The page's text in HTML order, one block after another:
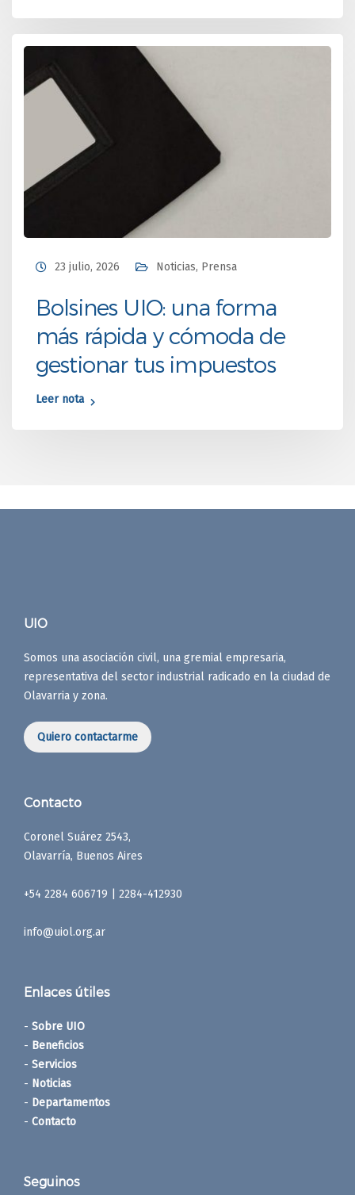
23 julio, 2026 Noticias, Prensa
Bolsines UIO: una forma
más rápida y cómoda de
gestionar tus impuestos
Leer nota
UIO
Somos una asociación civil, una gremial empresaria,
representativa del sector industrial radicado en la ciudad de
Olavarria y zona.
Quiero contactarme
Contacto
Coronel Suárez 2543,
Olavarría, Buenos Aires
+54 2284 606719 | 2284-412930
info@uiol.org.ar
Enlaces útiles
- Sobre UIO
- Beneficios
- Servicios
- Noticias
- Departamentos
- Contacto
Seguinos